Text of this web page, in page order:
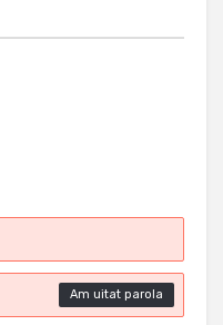
Am uitat parola